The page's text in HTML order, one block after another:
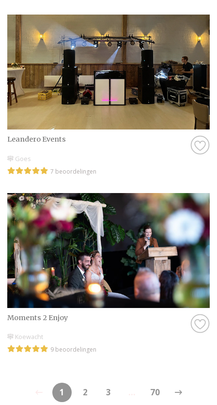
Leandero Events
Goes
7 beoordelingen
Moments 2 Enjoy
Koewacht
9 beoordelingen
1 2 3 70